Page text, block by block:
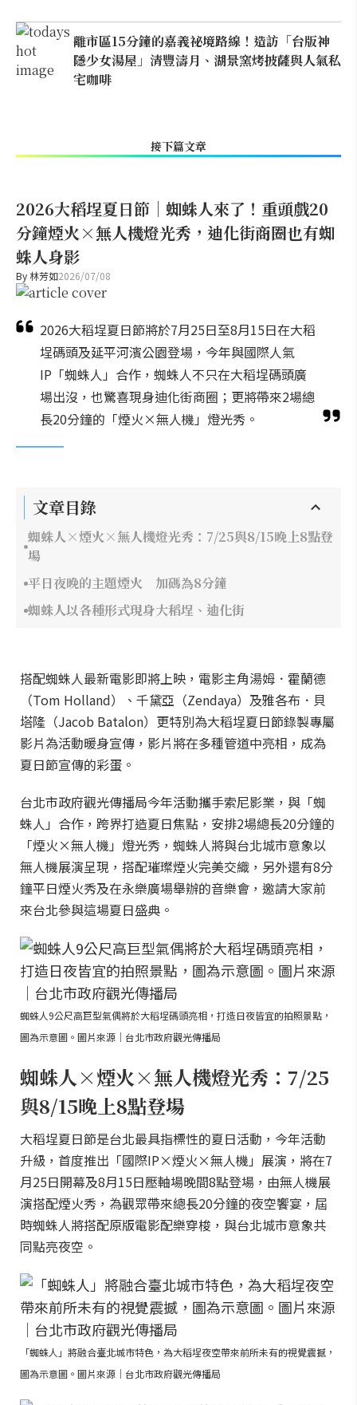
離市區15分鐘的嘉義祕境路線！造訪「台版神
隱少女湯屋」清豐濤月、湖景窯烤披薩與人氣私
宅咖啡
接下篇文章
2026大稻埕夏日節｜蜘蛛人來了！重頭戲20
分鐘煙火×無人機燈光秀，迪化街商圈也有蜘
蛛人身影
By林芳如2026/07/08
2026大稻埕夏日節將於7月25日至8月15日在大稻
埕碼頭及延平河濱公園登場，今年與國際人氣
IP「蜘蛛人」合作，蜘蛛人不只在大稻埕碼頭廣
場出沒，也驚喜現身迪化街商圈；更將帶來2場總
長20分鐘的「煙火×無人機」燈光秀。
文章目錄
蜘蛛人×煙火×無人機燈光秀：7/25與8/15晚上8點登
場
平日夜晚的主題煙火 加碼為8分鐘
蜘蛛人以各種形式現身大稻埕、迪化街
搭配蜘蛛人最新電影即將上映，電影主角湯姆．霍蘭德
（Tom Holland）、千黛亞（Zendaya）及雅各布．貝
塔隆（Jacob Batalon）更特別為大稻埕夏日節錄製專屬
影片為活動暖身宣傳，影片將在多種管道中亮相，成為
夏日節宣傳的彩蛋。
台北市政府觀光傳播局今年活動攜手索尼影業，與「蜘
蛛人」合作，跨界打造夏日焦點，安排2場總長20分鐘的
「煙火×無人機」燈光秀，蜘蛛人將與台北城市意象以
無人機展演呈現，搭配璀璨煙火完美交織，另外還有8分
鐘平日煙火秀及在永樂廣場舉辦的音樂會，邀請大家前
來台北參與這場夏日盛典。
蜘蛛人9公尺高巨型氣偶將於大稻埕碼頭亮相，打造日夜皆宜的拍照景點，
圖為示意圖。圖片來源｜台北市政府觀光傳播局
蜘蛛人×煙火×無人機燈光秀：7/25
與8/15晚上8點登場
大稻埕夏日節是台北最具指標性的夏日活動，今年活動
升級，首度推出「國際IP×煙火×無人機」展演，將在7
月25日開幕及8月15日壓軸場晚間8點登場，由無人機展
演搭配煙火秀，為觀眾帶來總長20分鐘的夜空饗宴，屆
時蜘蛛人將搭配原版電影配樂穿梭，與台北城市意象共
同點亮夜空。
「蜘蛛人」將融合臺北城市特色，為大稻埕夜空帶來前所未有的視覺震撼，
圖為示意圖。圖片來源｜台北市政府觀光傳播局